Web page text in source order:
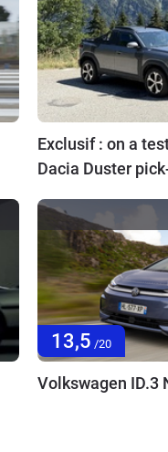
Exclusif : on a
Dacia Duster
13,5 /20
Volkswagen ID.3